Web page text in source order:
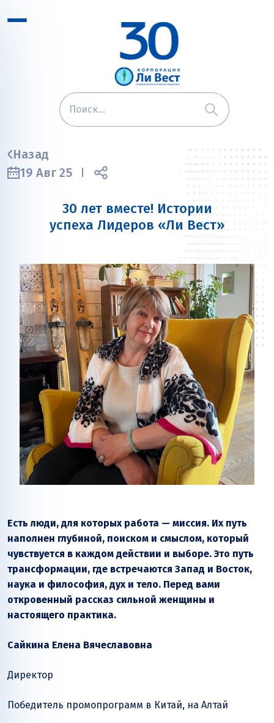
Назад
19 Авг 25
30 лет вместе! Истории
успеха Лидеров «Ли Вест»
Есть люди, для которых работа — миссия. Их путь
наполнен глубиной, поиском и смыслом, который
чувствуется в каждом действии и выборе. Это путь
трансформации, где встречаются Запад и Восток,
наука и философия, дух и тело. Перед вами
откровенный рассказ сильной женщины и
настоящего практика.
Сайкина Елена Вячеславовна
Директор
Победитель промопрограмм в Китай, на Алтай